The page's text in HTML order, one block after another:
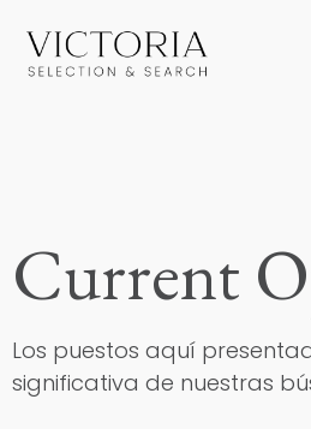
Current
Los puestos aquí
significativa de nuestras